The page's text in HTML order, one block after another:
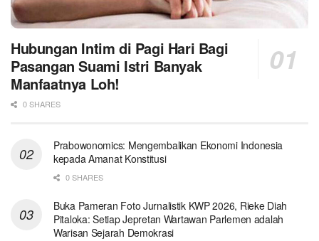
Hubungan Intim di Pagi Hari Bagi
Pasangan Suami Istri Banyak
Manfaatnya Loh!
0 SHARES
Prabowonomics: Mengembalikan Ekonomi Indonesia
kepada Amanat Konstitusi
0 SHARES
Buka Pameran Foto Jurnalistik KWP 2026, Rieke Diah
Pitaloka: Setiap Jepretan Wartawan Parlemen adalah
Warisan Sejarah Demokrasi